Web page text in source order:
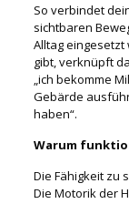
So verbindet
sichtbaren
Alltag eingesetzt
gibt, verknüpft
„ich bekomme
Gebärde
haben“.
Warum
Die Fähigkeit zu
Die Motorik der